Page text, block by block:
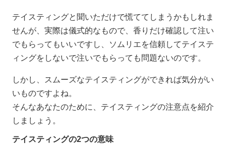
テイスティングと聞いただけで慌ててしまうかもしれま
せんが、実際は儀式的なもので、香りだけ確認して注い
でもらってもいいですし、ソムリエを信頼してテイステ
ィングをしないで注いでもらっても問題ないのです。
しかし、スムーズなテイスティングができれば気分がい
いものですよね。
そんなあなたのために、テイスティングの注意点を紹介
しましょう。
テイスティングの2つの意味